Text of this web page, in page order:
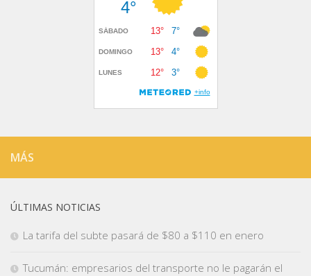
MÁS
ÚLTIMAS NOTICIAS
La tarifa del subte pasará de $80 a $110 en enero
Tucumán: empresarios del transporte no le pagarán el